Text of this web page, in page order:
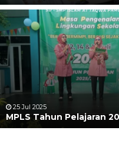
25 Jul 2025
MPLS Tahun Pelajaran